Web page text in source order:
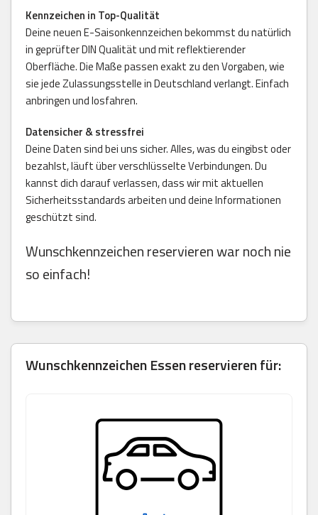
Kennzeichen in Top-Qualität
Deine neuen E-Saisonkennzeichen bekommst du natürlich
in geprüfter DIN Qualität und mit reflektierender
Oberfläche. Die Maße passen exakt zu den Vorgaben, wie
sie jede Zulassungsstelle in Deutschland verlangt. Einfach
anbringen und losfahren.
Datensicher & stressfrei
Deine Daten sind bei uns sicher. Alles, was du eingibst oder
bezahlst, läuft über verschlüsselte Verbindungen. Du
kannst dich darauf verlassen, dass wir mit aktuellen
Sicherheitsstandards arbeiten und deine Informationen
geschützt sind.
Wunschkennzeichen reservieren war noch nie
so einfach!
Wunschkennzeichen Essen reservieren für: